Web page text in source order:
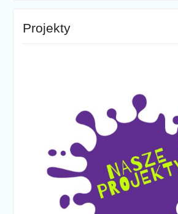
Projekty